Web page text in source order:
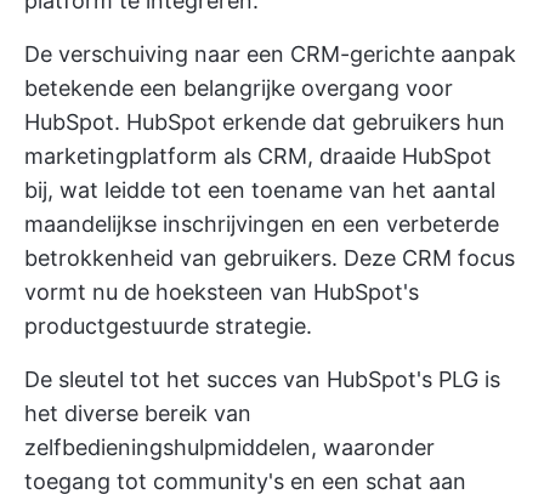
De verschuiving naar een CRM-gerichte aanpak
betekende een belangrijke overgang voor
HubSpot. HubSpot erkende dat gebruikers hun
marketingplatform als CRM, draaide HubSpot
bij, wat leidde tot een toename van het aantal
maandelijkse inschrijvingen en een verbeterde
betrokkenheid van gebruikers. Deze CRM focus
vormt nu de hoeksteen van HubSpot's
productgestuurde strategie.
De sleutel tot het succes van HubSpot's PLG is
het diverse bereik van
zelfbedieningshulpmiddelen, waaronder
toegang tot community's en een schat aan